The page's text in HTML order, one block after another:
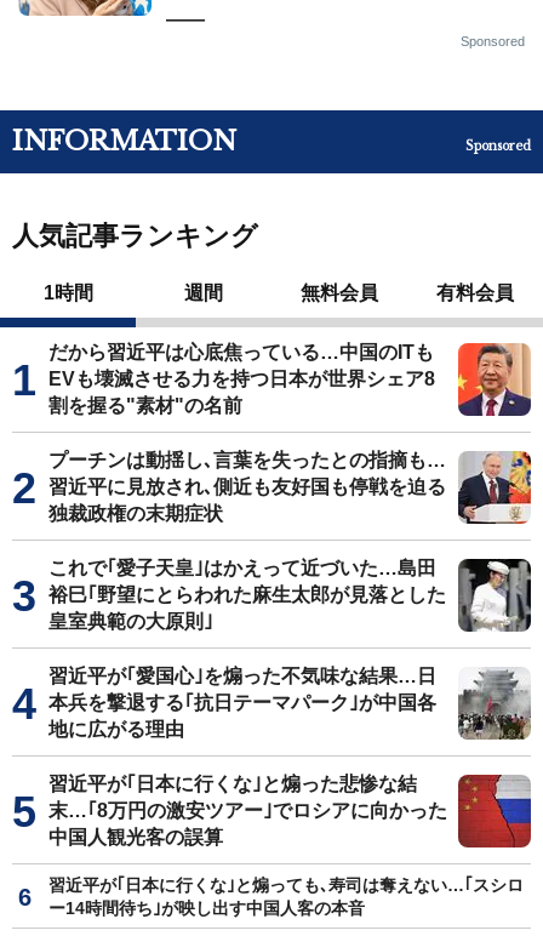
——
Sponsored
INFORMATION Sponsored
人気記事ランキング
1時間 週間 無料会員 有料会員
だから習近平は心底焦っている…中国のITも
EVも壊滅させる力を持つ日本が世界シェア8
割を握る"素材"の名前
プーチンは動揺し､言葉を失ったとの指摘も…
習近平に見放され､側近も友好国も停戦を迫る
独裁政権の末期症状
これで｢愛子天皇｣はかえって近づいた…島田
裕巳｢野望にとらわれた麻生太郎が見落とした
皇室典範の大原則｣
習近平が｢愛国心｣を煽った不気味な結果…日
本兵を撃退する｢抗日テーマパーク｣が中国各
地に広がる理由
習近平が｢日本に行くな｣と煽った悲惨な結
末…｢8万円の激安ツアー｣でロシアに向かった
中国人観光客の誤算
習近平が｢日本に行くな｣と煽っても､寿司は奪えない…｢スシロ
ー14時間待ち｣が映し出す中国人客の本音